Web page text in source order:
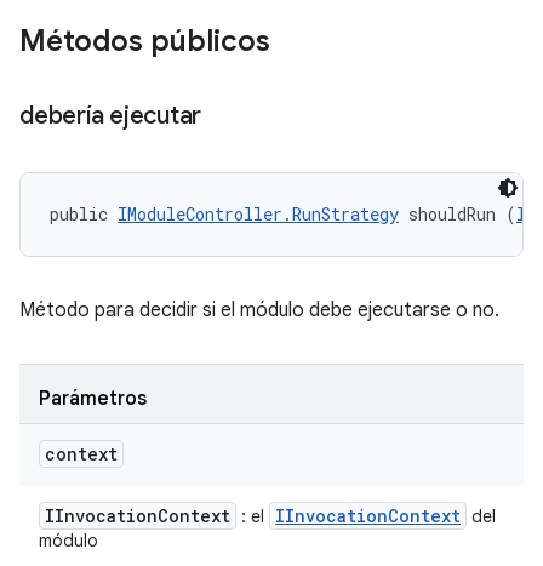
Métodos públicos
debería ejecutar
public IModuleController.RunStrategy shouldRun (
Método para decidir si el módulo debe ejecutarse o no.
Parámetros
context
IInvocationContext : el IInvocationContext del
módulo